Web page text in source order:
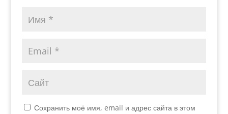
Сохранить моё имя, email и адрес сайта в этом